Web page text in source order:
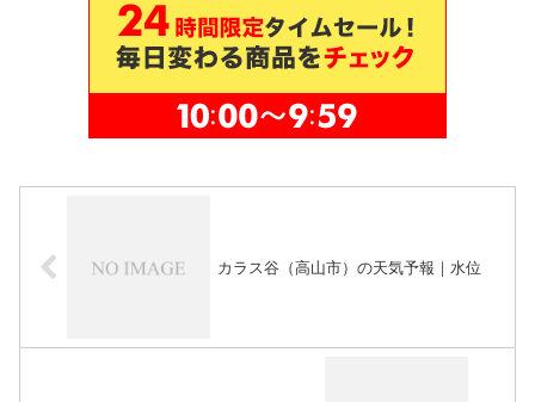
カラス谷（高山市）の天気予報｜水位